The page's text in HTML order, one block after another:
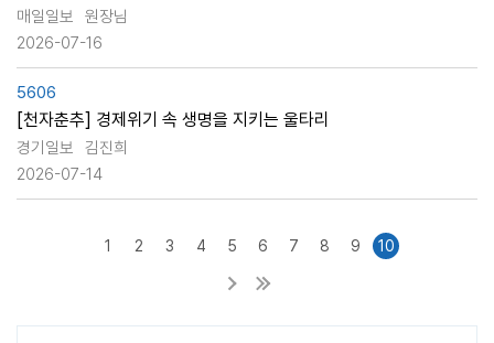
매일일보
원장님
2026-07-16
5606
[천자춘추] 경제위기 속 생명을 지키는 울타리
경기일보
김진희
2026-07-14
1 2 3 4 5 6 7 8 9 10